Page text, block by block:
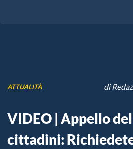
ATTUALITÀ di
VIDEO | Appello
cittadini: